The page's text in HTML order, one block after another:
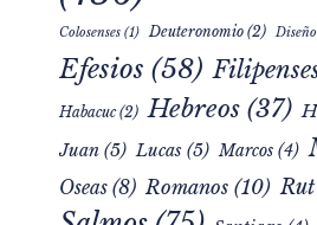
(436)
Colosenses (1) Deuteronomio(2)
Efesios (58)
Habacuc(2) Hebreos (37)
Juan(5) Lucas(5) Marcos (4)
Oseas(8) Romanos (10) Rut